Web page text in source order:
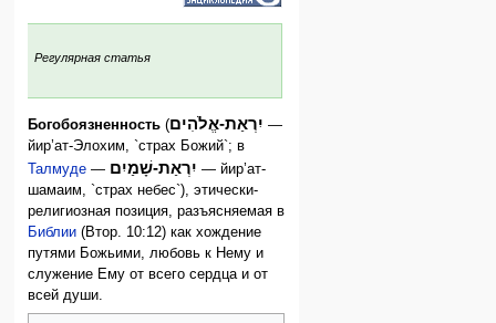
Регулярная статья
Богобоязненность (יִרְאַת-אֱלֹהִים —
йир’ат-Элохим, `страх Божий`; в
Талмуде — יִרְאַת-שָׁמַיִם — йир’ат-
шамаим, `страх небес`), этически-
религиозная позиция, разъясняемая в
Библии (Втор. 10:12) как хождение
путями Божьими, любовь к Нему и
служение Ему от всего сердца и от
всей души.